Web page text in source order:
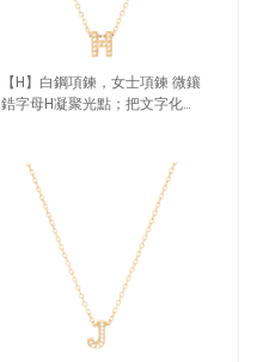
【H】白鋼項鍊，女士項鍊 微鑲
鋯字母H凝聚光點；把文字化為